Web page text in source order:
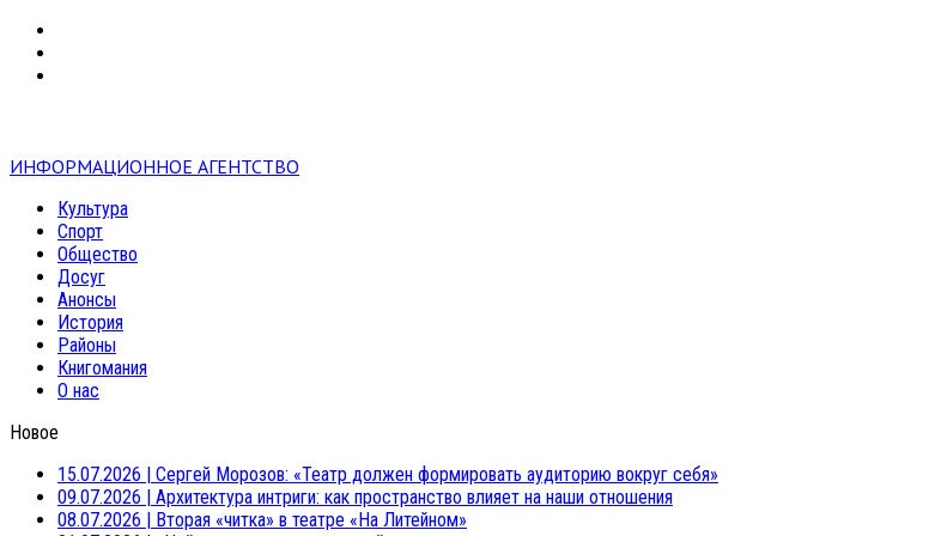
ИНФОРМАЦИОННОЕ АГЕНТСТВО
Культура
Спорт
Общество
Досуг
Анонсы
История
Районы
Книгомания
О нас
Новое
15.07.2026 | Сергей Морозов: «Театр должен формировать аудиторию вокруг себя»
09.07.2026 | Архитектура интриги: как пространство влияет на наши отношения
08.07.2026 | Вторая «читка» в театре «На Литейном»